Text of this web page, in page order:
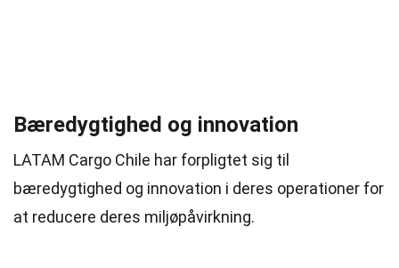
Bæredygtighed og innovation
LATAM Cargo Chile har forpligtet sig til
bæredygtighed og innovation i deres operationer for
at reducere deres miljøpåvirkning.